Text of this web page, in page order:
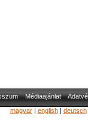
Médiaajánlat
magyar| english| deutsch